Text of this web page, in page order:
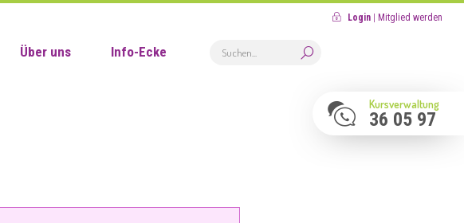
Login Mitglied werden
Über uns Info-Ecke
Kursverwaltung
36 05 97